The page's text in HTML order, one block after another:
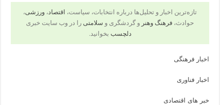
تازه‌ترین اخبار و تحلیل‌ها درباره انتخابات، سیاست، اقتصاد، ورزشی،
حوادث، فرهنگ وهنر و گردشگری و سلامتی را در وب سایت خبری
دلچسب بخوانید.
اخبار فرهنگی
اخبار فناوری
خبر های اقتصادی